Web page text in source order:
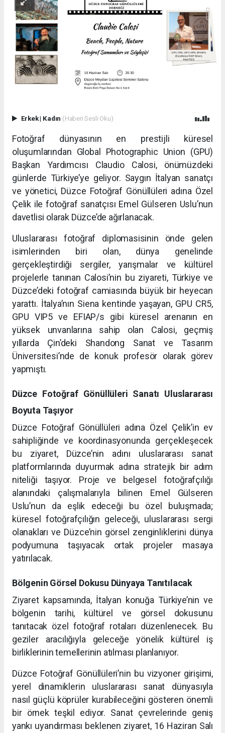
Erkek| Kadın (Haberi Sesli Oku)
Fotoğraf dünyasının en prestijli küresel
oluşumlarından Global Photographic Union (GPU)
Başkan Yardımcısı Claudio Calosi, önümüzdeki
günlerde Türkiye’ye geliyor. Saygın İtalyan sanatçı
ve yönetici, Düzce Fotoğraf Gönüllüleri adına Özel
Çelik ile fotoğraf sanatçısı Emel Gülseren Uslu’nun
davetlisi olarak Düzce’de ağırlanacak.
Uluslararası fotoğraf diplomasisinin önde gelen
isimlerinden biri olan, dünya genelinde
gerçekleştirdiği sergiler, yarışmalar ve kültürel
projelerle tanınan Calosi’nin bu ziyareti, Türkiye ve
Düzce’deki fotoğraf camiasında büyük bir heyecan
yarattı. İtalya’nın Siena kentinde yaşayan, GPU CR5,
GPU VIP5 ve EFIAP/s gibi küresel arenanın en
yüksek unvanlarına sahip olan Calosi, geçmiş
yıllarda Çin’deki Shandong Sanat ve Tasarım
Üniversitesi’nde de konuk profesör olarak görev
yapmıştı.
Düzce Fotoğraf Gönüllüleri Sanatı Uluslararası
Boyuta Taşıyor
Düzce Fotoğraf Gönüllüleri adına Özel Çelik’in ev
sahipliğinde ve koordinasyonunda gerçekleşecek
bu ziyaret, Düzce’nin adını uluslararası sanat
platformlarında duyurmak adına stratejik bir adım
niteliği taşıyor. Proje ve belgesel fotoğrafçılığı
alanındaki çalışmalarıyla bilinen Emel Gülseren
Uslu’nun da eşlik edeceği bu özel buluşmada;
küresel fotoğrafçılığın geleceği, uluslararası sergi
olanakları ve Düzce’nin görsel zenginliklerini dünya
podyumuna taşıyacak ortak projeler masaya
yatırılacak.
Bölgenin Görsel Dokusu Dünyaya Tanıtılacak
Ziyaret kapsamında, İtalyan konuğa Türkiye’nin ve
bölgenin tarihi, kültürel ve görsel dokusunu
tanıtacak özel fotoğraf rotaları düzenlenecek. Bu
geziler aracılığıyla geleceğe yönelik kültürel iş
birliklerinin temellerinin atılması planlanıyor.
Düzce Fotoğraf Gönüllüleri’nin bu vizyoner girişimi,
yerel dinamiklerin uluslararası sanat dünyasıyla
nasıl güçlü köprüler kurabileceğini gösteren önemli
bir örnek teşkil ediyor. Sanat çevrelerinde geniş
yankı uyandırması beklenen ziyaret, 16 Haziran Salı